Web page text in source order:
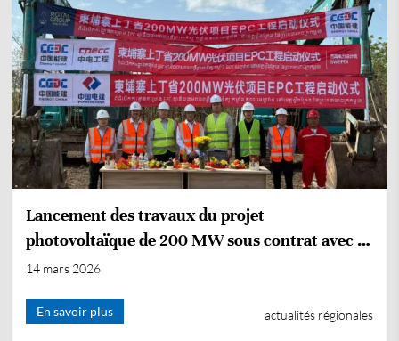
Lancement des travaux du projet
photovoltaïque de 200 MW sous contrat avec la
CEEC dans la province de Stung Treng au
14 mars 2026
En savoir plus actualités régionales